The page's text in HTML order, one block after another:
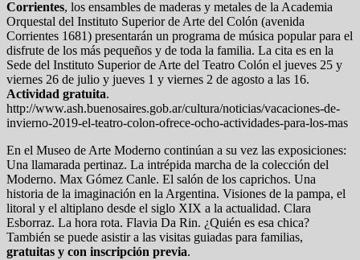
Corrientes, los ensambles de maderas y metales de la Academia
Orquestal del Instituto Superior de Arte del Colón (avenida
Corrientes 1681) presentarán un programa de música popular para el
disfrute de los más pequeños y de toda la familia. La cita es en la
Sede del Instituto Superior de Arte del Teatro Colón el jueves 25 y
viernes 26 de julio y jueves 1 y viernes 2 de agosto a las 16.
Actividad gratuita.
http://www.ash.buenosaires.gob.ar/cultura/noticias/vacaciones-de-
invierno-2019-el-teatro-colon-ofrece-ocho-actividades-para-los-mas
En el Museo de Arte Moderno continúan a su vez las exposiciones:
Una llamarada pertinaz. La intrépida marcha de la colección del
Moderno. Max Gómez Canle. El salón de los caprichos. Una
historia de la imaginación en la Argentina. Visiones de la pampa, el
litoral y el altiplano desde el siglo XIX a la actualidad. Clara
Esborraz. La hora rota. Flavia Da Rin. ¿Quién es esa chica?
También se puede asistir a las visitas guiadas para familias,
gratuitas y con inscripción previa.